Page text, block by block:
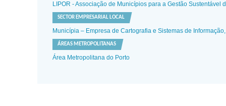
LIPOR - Associação de Municípios para a Gestão Sustentável
SECTOR EMPRESARIAL LOCAL
Municípia – Empresa de Cartografia e Sistemas de Informação,
ÁREAS METROPOLITANAS
Área Metropolitana do Porto